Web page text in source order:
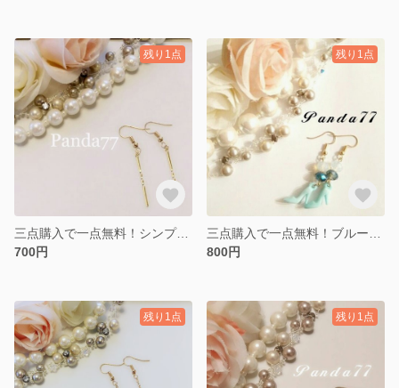
残り1点
三点購入で一点無料！シンプル棒ピアス
700円
残り1点
800円
残り1点 残り1点